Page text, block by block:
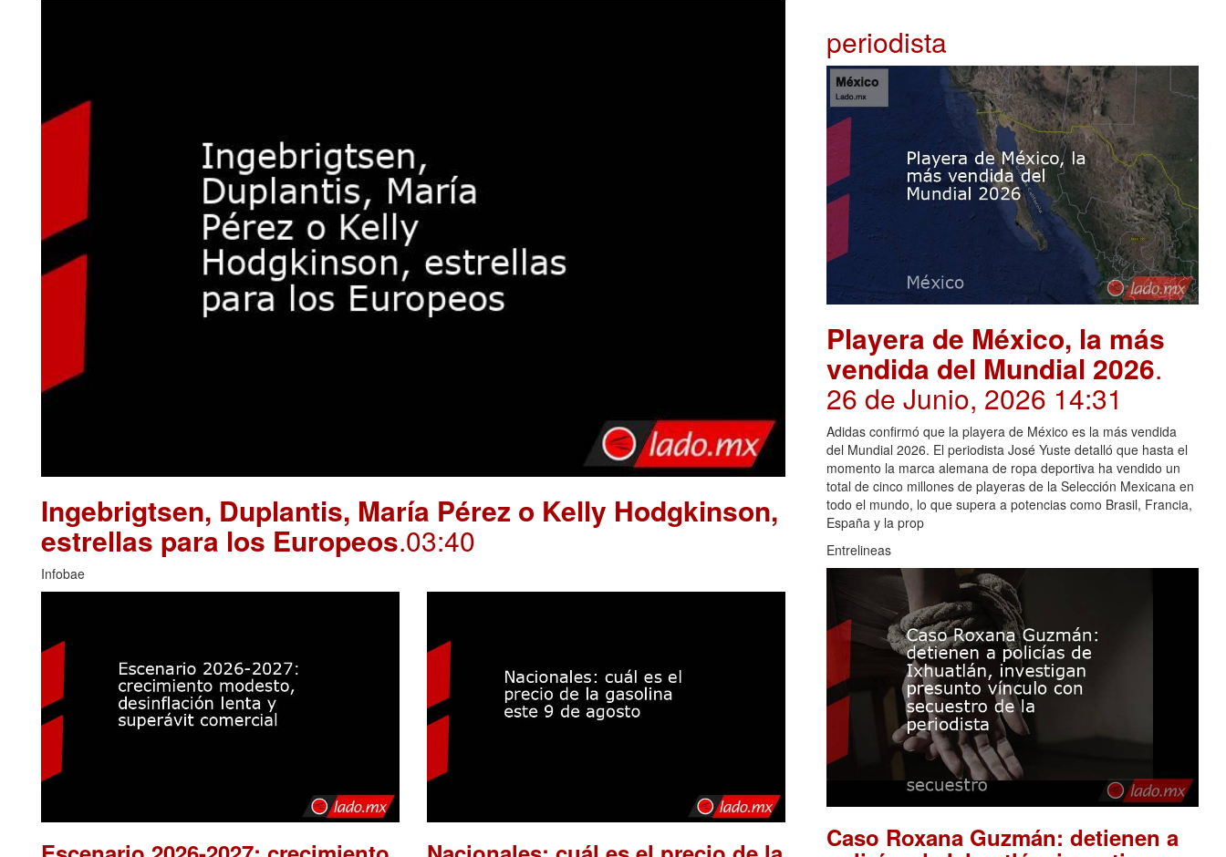
Ingebrigtsen, Duplantis, María Pérez o Kelly Hodgkinson,
estrellas para los Europeos.03:40
Infobae
periodista
Playera de México, la más
vendida del Mundial 2026.
26 de Junio, 2026 14:31
Adidas confirmó que la playera de México es la más vendida
del Mundial 2026. El periodista José Yuste detalló que hasta el
momento la marca alemana de ropa deportiva ha vendido un
total de cinco millones de playeras de la Selección Mexicana en
todo el mundo, lo que supera a potencias como Brasil, Francia,
España y la prop
Entrelineas
Caso Roxana Guzmán: detienen a